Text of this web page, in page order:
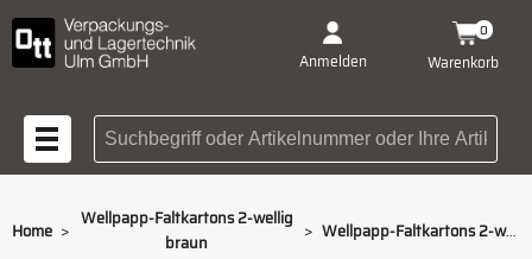
Anmelden Warenkorb
0
Suchbegriff oder
Home > Wellpapp-Faltkartons 2-wellig
braun
> Wellpapp-Faltkartons 2-wellig 320 x 290 x 60 mm